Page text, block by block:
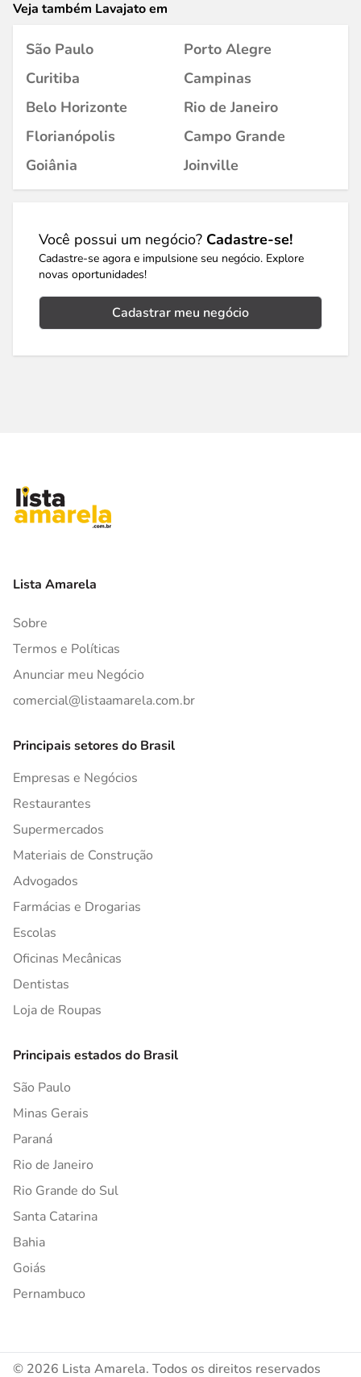
Veja também Lavajato em
São Paulo
Porto Alegre
Curitiba
Campinas
Belo Horizonte
Rio de Janeiro
Florianópolis
Campo Grande
Goiânia
Joinville
Você possui um negócio? Cadastre-se!
Cadastre-se agora e impulsione seu negócio. Explore
novas oportunidades!
Cadastrar meu negócio
Lista Amarela
Sobre
Termos e Políticas
Anunciar meu Negócio
comercial@listaamarela.com.br
Principais setores do Brasil
Empresas e Negócios
Restaurantes
Supermercados
Materiais de Construção
Advogados
Farmácias e Drogarias
Escolas
Oficinas Mecânicas
Dentistas
Loja de Roupas
Principais estados do Brasil
São Paulo
Minas Gerais
Paraná
Rio de Janeiro
Rio Grande do Sul
Santa Catarina
Bahia
Goiás
Pernambuco
© 2026 Lista Amarela. Todos os direitos reservados